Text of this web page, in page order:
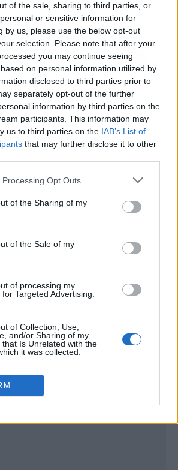
of the sale, sharing to third parties, or
or sensitive information for
by us, please use the below opt-out
selection. Please note that after your
you may continue seeing
on personal information utilized by
disclosed to third parties prior to
separately opt-out of the further
information by third parties on the
participants. This information may
us to third parties on the IAB’s List of
that may further disclose it to other
Opt Outs
of the Sharing of my
of the Sale of my
of processing my
Targeted Advertising.
of Collection, Use,
and/or Sharing of my
that Is Unrelated with the
it was collected.
de la
secos del siglo
Publicidad